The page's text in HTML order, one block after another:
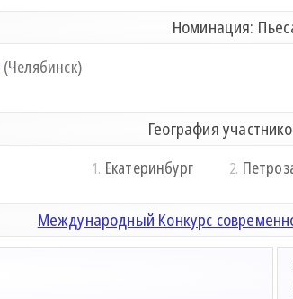
Номинация:
(Челябинск)
География
1. Екатеринбург 2.
Международный Конкурс